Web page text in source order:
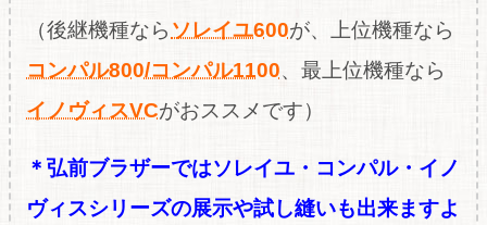
（後継機種なら ソレイユ600が、上位機種なら
コンパル800/コンパル1100、最上位機種なら
イノヴィスVCがおススメです）
＊弘前ブラザーではソレイユ・コンパル・イノ
ヴィスシリーズの展示や試し縫いも出来ますよ